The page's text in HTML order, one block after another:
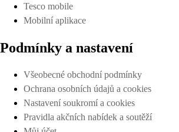
Tesco mobile
Mobilní aplikace
Podmínky a nastavení
Všeobecné obchodní podmínky
Ochrana osobních údajů a cookies
Nastavení soukromí a cookies
Pravidla akčních nabídek a soutěží